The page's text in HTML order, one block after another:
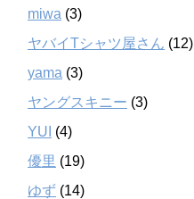
miwa (3)
ヤバイTシャツ屋さん (12)
yama (3)
ヤングスキニー (3)
YUI (4)
優里 (19)
ゆず (14)